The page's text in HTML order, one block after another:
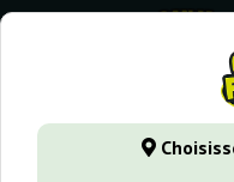
GanjaFarmer.fr